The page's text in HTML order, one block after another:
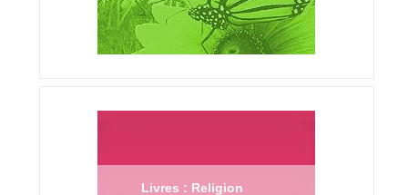
Livres : Religion